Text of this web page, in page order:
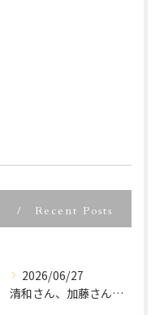
Recent Posts
2026/06/27
清和さん、加藤さん、宮城県ビーチバレー大会優勝、本当におめで...